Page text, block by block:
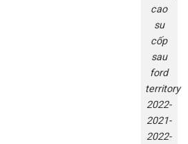
cao
su
cốp
sau
ford
territory
2022-
2021-
2022-